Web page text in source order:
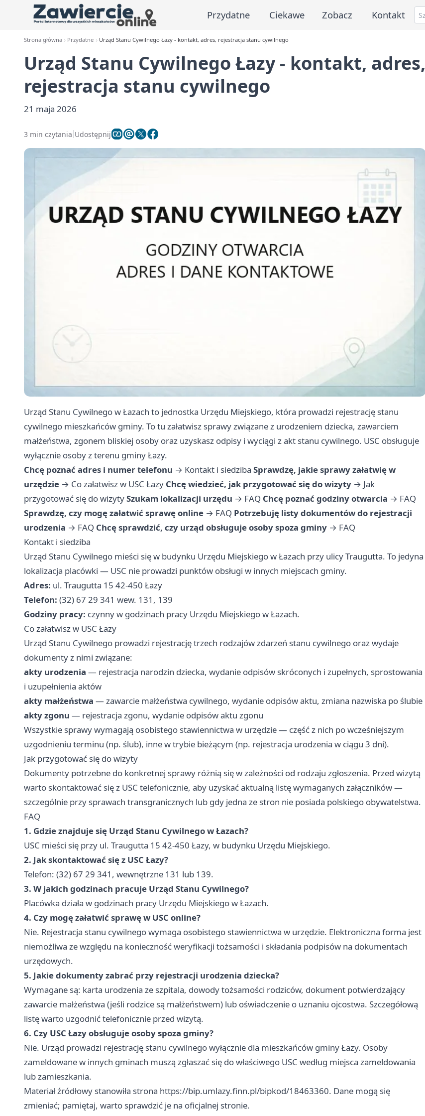
Przydatne Ciekawe Zobacz Kontakt
Strona główna Przydatne Urząd Stanu Cywilnego Łazy - kontakt, adres, rejestracja stanu cywilnego
Urząd Stanu Cywilnego Łazy - kontakt, adres,
rejestracja stanu cywilnego
21 maja 2026
3 min czytania Udostępnij
Urząd Stanu Cywilnego w Łazach to jednostka Urzędu Miejskiego, która prowadzi rejestrację stanu
cywilnego mieszkańców gminy. To tu załatwisz sprawy związane z urodzeniem dziecka, zawarciem
małżeństwa, zgonem bliskiej osoby oraz uzyskasz odpisy i wyciągi z akt stanu cywilnego. USC obsługuje
wyłącznie osoby z terenu gminy Łazy.
Chcę poznać adres i numer telefonu → Kontakt i siedziba Sprawdzę, jakie sprawy załatwię w
urzędzie → Co załatwisz w USC Łazy Chcę wiedzieć, jak przygotować się do wizyty → Jak
przygotować się do wizytySzukam lokalizacji urzędu → FAQ Chcę poznać godziny otwarcia → FAQ
Sprawdzę, czy mogę załatwić sprawę online → FAQ Potrzebuję listy dokumentów do rejestracji
urodzenia → FAQ Chcę sprawdzić, czy urząd obsługuje osoby spoza gminy → FAQ
Kontakt i siedziba
Urząd Stanu Cywilnego mieści się w budynku Urzędu Miejskiego w Łazach przy ulicy Traugutta. To jedyna
lokalizacja placówki — USC nie prowadzi punktów obsługi w innych miejscach gminy.
Adres: ul. Traugutta 15 42-450 Łazy
Telefon: (32) 67 29 341 wew. 131, 139
Godziny pracy: czynny w godzinach pracy Urzędu Miejskiego w Łazach.
Co załatwisz w USC Łazy
Urząd Stanu Cywilnego prowadzi rejestrację trzech rodzajów zdarzeń stanu cywilnego oraz wydaje
dokumenty z nimi związane:
akty urodzenia — rejestracja narodzin dziecka, wydanie odpisów skróconych i zupełnych, sprostowania
i uzupełnienia aktów
akty małżeństwa — zawarcie małżeństwa cywilnego, wydanie odpisów aktu, zmiana nazwiska po ślubie
akty zgonu — rejestracja zgonu, wydanie odpisów aktu zgonu
Wszystkie sprawy wymagają osobistego stawiennictwa w urzędzie — część z nich po wcześniejszym
uzgodnieniu terminu (np. ślub), inne w trybie bieżącym (np. rejestracja urodzenia w ciągu 3 dni).
Jak przygotować się do wizyty
Dokumenty potrzebne do konkretnej sprawy różnią się w zależności od rodzaju zgłoszenia. Przed wizytą
warto skontaktować się z USC telefonicznie, aby uzyskać aktualną listę wymaganych załączników —
szczególnie przy sprawach transgranicznych lub gdy jedna ze stron nie posiada polskiego obywatelstwa.
FAQ
1. Gdzie znajduje się Urząd Stanu Cywilnego w Łazach?
USC mieści się przy ul. Traugutta 15 42-450 Łazy, w budynku Urzędu Miejskiego.
2. Jak skontaktować się z USC Łazy?
Telefon: (32) 67 29 341, wewnętrzne 131 lub 139.
3. W jakich godzinach pracuje Urząd Stanu Cywilnego?
Placówka działa w godzinach pracy Urzędu Miejskiego w Łazach.
4. Czy mogę załatwić sprawę w USC online?
Nie. Rejestracja stanu cywilnego wymaga osobistego stawiennictwa w urzędzie. Elektroniczna forma jest
niemożliwa ze względu na konieczność weryfikacji tożsamości i składania podpisów na dokumentach
urzędowych.
5. Jakie dokumenty zabrać przy rejestracji urodzenia dziecka?
Wymagane są: karta urodzenia ze szpitala, dowody tożsamości rodziców, dokument potwierdzający
zawarcie małżeństwa (jeśli rodzice są małżeństwem) lub oświadczenie o uznaniu ojcostwa. Szczegółową
listę warto uzgodnić telefonicznie przed wizytą.
6. Czy USC Łazy obsługuje osoby spoza gminy?
Nie. Urząd prowadzi rejestrację stanu cywilnego wyłącznie dla mieszkańców gminy Łazy. Osoby
zameldowane w innych gminach muszą zgłaszać się do właściwego USC według miejsca zameldowania
lub zamieszkania.
Materiał źródłowy stanowiła strona https://bip.umlazy.finn.pl/bipkod/18463360. Dane mogą się
zmieniać; pamiętaj, warto sprawdzić je na oficjalnej stronie.